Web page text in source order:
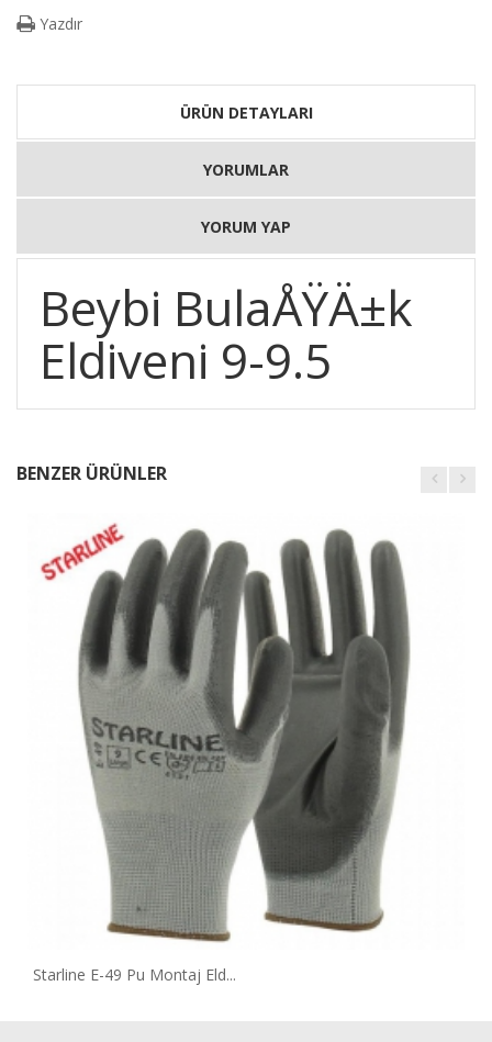
Yazdır
ÜRÜN DETAYLARI
YORUMLAR
YORUM YAP
Beybi BulaÅŸÄ±k
Eldiveni 9-9.5
BENZER ÜRÜNLER
Starline E-49 Pu Montaj Eld...